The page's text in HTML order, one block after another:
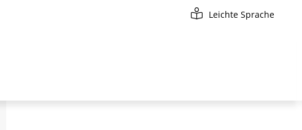
Leichte Sprache